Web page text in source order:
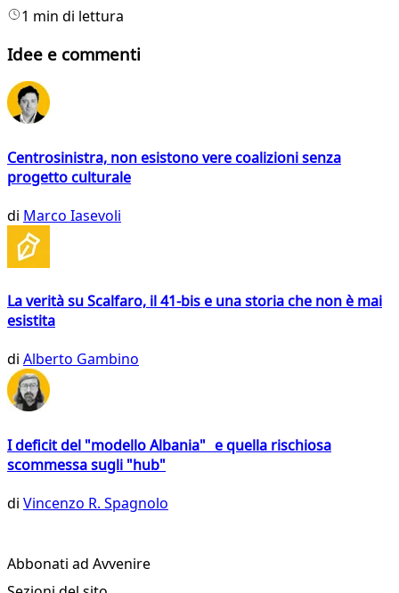
1 min di lettura
Idee e commenti
Centrosinistra, non esistono vere coalizioni senza
progetto culturale
di Marco Iasevoli
La verità su Scalfaro, il 41-bis e una storia che non è mai
esistita
di Alberto Gambino
I deficit del "modello Albania" e quella rischiosa
scommessa sugli "hub"
di Vincenzo R. Spagnolo
Abbonati ad Avvenire